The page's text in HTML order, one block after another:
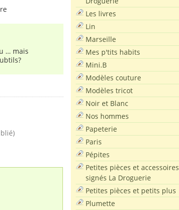
… mais
Les livres
Lin
Marseille
Mes p'tits habits
Mini.B
Modèles couture
Modèles tricot
Noir et Blanc
Nos hommes
Papeterie
Paris
Pépites
Petites pièces et accessoires
signés La Droguerie
Petites pièces et petits plus
Plumette